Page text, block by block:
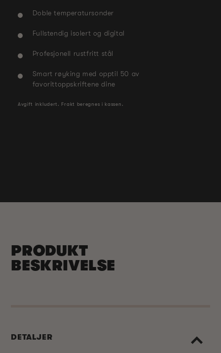
Doble temperatursonder
Fullstendig isolert og digital
Profesjonell rustfritt stål
Smart røyking med opptil 50 av
favorittoppskriftene dine
Avgift inkludert. Frakt beregnes i kassen.
PRODUKT
BESKRIVELSE
DETALJER